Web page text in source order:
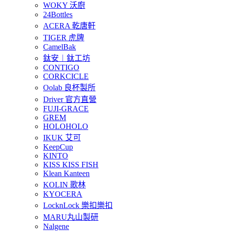
WOKY 沃廚
24Bottles
ACERA 乾唐軒
TIGER 虎牌
CamelBak
鈦安︱鈦工坊
CONTIGO
CORKCICLE
Oolab 良杯製所
Driver 官方直營
FUJI-GRACE
GREM
HOLOHOLO
IKUK 艾可
KeepCup
KINTO
KISS KISS FISH
Klean Kanteen
KOLIN 歌林
KYOCERA
LocknLock 樂扣樂扣
MARU丸山製研
Nalgene